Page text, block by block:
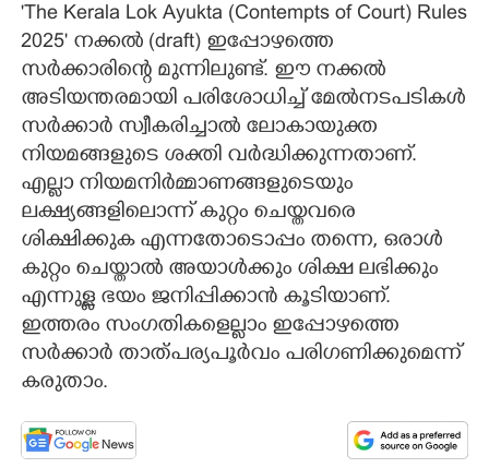
'The Kerala Lok Ayukta (Contempts of Court) Rules
2025' നക്കൽ (draft) ഇപ്പോഴത്തെ
സർക്കാരിന്റെ മുന്നിലുണ്ട്. ഈ നക്കൽ
അടിയന്തരമായി പരിശോധിച്ച് മേൽനടപടികൾ
സർക്കാർ സ്വീകരിച്ചാൽ ലോകായുക്ത
നിയമങ്ങളുടെ ശക്തി വർദ്ധിക്കുന്നതാണ്.
എല്ലാ നിയമനിർമ്മാണങ്ങളുടെയും
ലക്ഷ്യങ്ങളിലൊന്ന് കുറ്റം ചെയ്തവരെ
ശിക്ഷിക്കുക എന്നതോടൊപ്പം തന്നെ, ഒരാൾ
കുറ്റം ചെയ്താൽ അയാൾക്കും ശിക്ഷ ലഭിക്കും
എന്നുള്ള ഭയം ജനിപ്പിക്കാൻ കൂടിയാണ്.
ഇത്തരം സംഗതികളെല്ലാം ഇപ്പോഴത്തെ
സർക്കാർ താത്പര്യപൂർവം പരിഗണിക്കുമെന്ന്
കരുതാം.